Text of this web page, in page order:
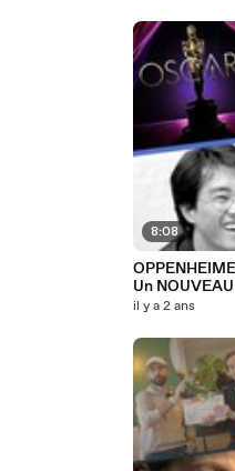
8:08
Un
il y a 2 ans